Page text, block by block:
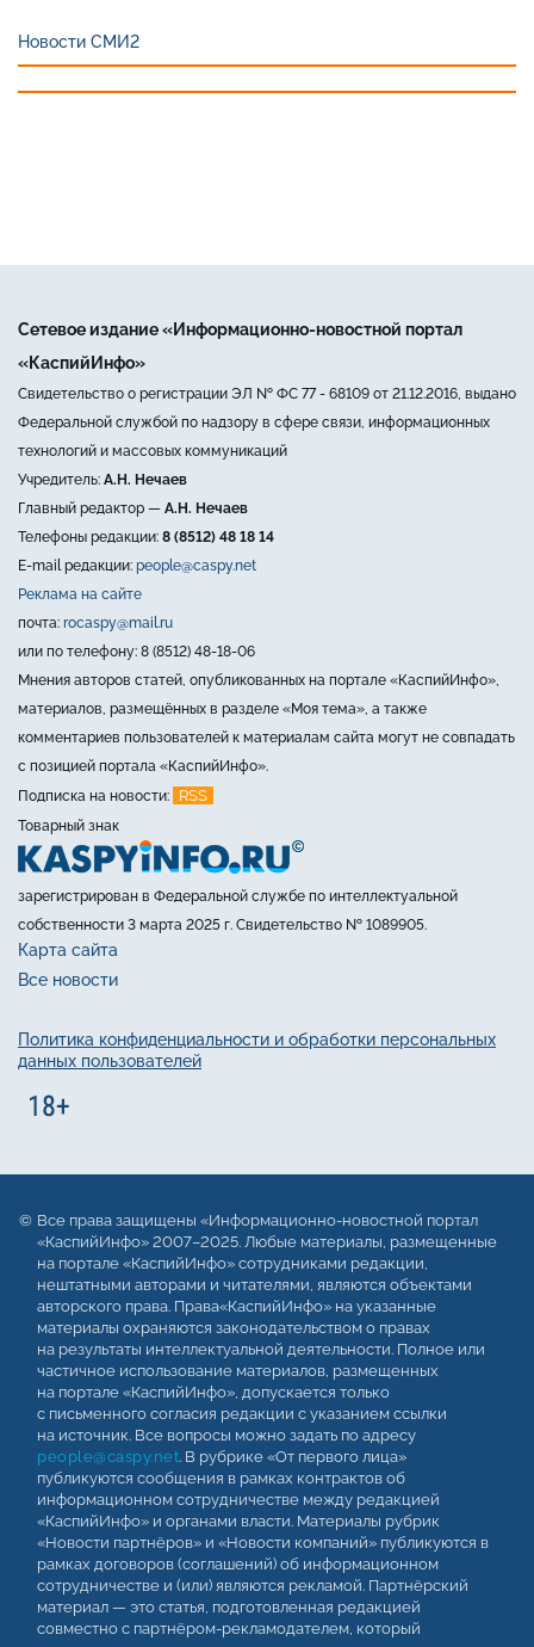
Новости СМИ2
Сетевое издание «Информационно-новостной портал
«КаспийИнфо»
Свидетельство о регистрации ЭЛ № ФС 77 - 68109 от 21.12.2016, выдано
Федеральной службой по надзору в сфере связи, информационных
технологий и массовых коммуникаций
Учредитель: А.Н. Нечаев
Главный редактор — А.Н. Нечаев
Телефоны редакции: 8 (8512) 48 18 14
E-mail редакции: people@caspy.net
Реклама на сайте
почта: rocaspy@mail.ru
или по телефону: 8 (8512) 48-18-06
Мнения авторов статей, опубликованных на портале «КаспийИнфо»,
материалов, размещённых в разделе «Моя тема», а также
комментариев пользователей к материалам сайта могут не совпадать
с позицией портала «КаспийИнфо».
Подписка на новости:
RSS
Товарный знак
зарегистрирован в Федеральной службе по интеллектуальной
собственности 3 марта 2025 г. Свидетельство № 1089905.
Карта сайта
Все новости
Политика конфиденциальности и обработки персональных
данных пользователей
Все права защищены «Информационно-новостной портал
«КаспийИнфо» 2007–2025. Любые материалы, размещенные
на портале «КаспийИнфо» сотрудниками редакции,
нештатными авторами и читателями, являются объектами
авторского права. Права«КаспийИнфо» на указанные
материалы охраняются законодательством о правах
на результаты интеллектуальной деятельности. Полное или
частичное использование материалов, размещенных
на портале «КаспийИнфо», допускается только
с письменного согласия редакции с указанием ссылки
на источник. Все вопросы можно задать по адресу
people@caspy.net. В рубрике «От первого лица»
публикуются сообщения в рамках контрактов об
информационном сотрудничестве между редакцией
«КаспийИнфо» и органами власти. Материалы рубрик
«Новости партнёров» и «Новости компаний» публикуются в
рамках договоров (соглашений) об информационном
сотрудничестве и (или) являются рекламой. Партнёрский
материал — это статья, подготовленная редакцией
совместно с партнёром-рекламодателем, который